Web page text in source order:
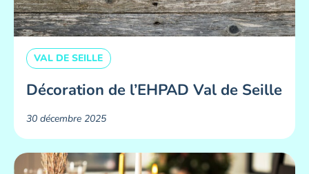
VAL DE SEILLE
Décoration de l’EHPAD Val de Seille
30 décembre 2025